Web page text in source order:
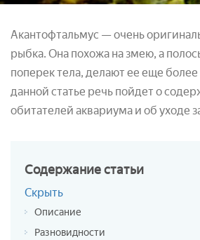
Акантофтальмус — очень
рыбка. Она похожа на змею, а
поперек тела, делают ее еще
данной статье речь пойдет о
обитателей аквариума и об уходе
Содержаниестатьи
Скрыть
Описание
Разновидности